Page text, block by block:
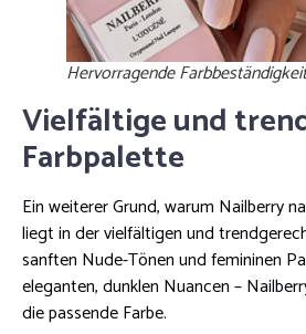
Hervorragende
Vielfältige und
Farbpalette
Ein weiterer Grund, warum Nailberry
liegt in der vielfältigen und
sanften Nude-Tönen und femininen
eleganten, dunklen Nuancen –
die passende Farbe.